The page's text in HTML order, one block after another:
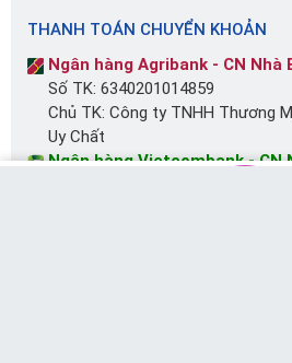
THANH TOÁN CHUYỂN KHOẢN
Ngân hàng Agribank - CN Nhà
Số TK: 6340201014859
Chủ TK: Công ty TNHH Thương
Uy Chất
Ngân hàng Vietcombank - CN